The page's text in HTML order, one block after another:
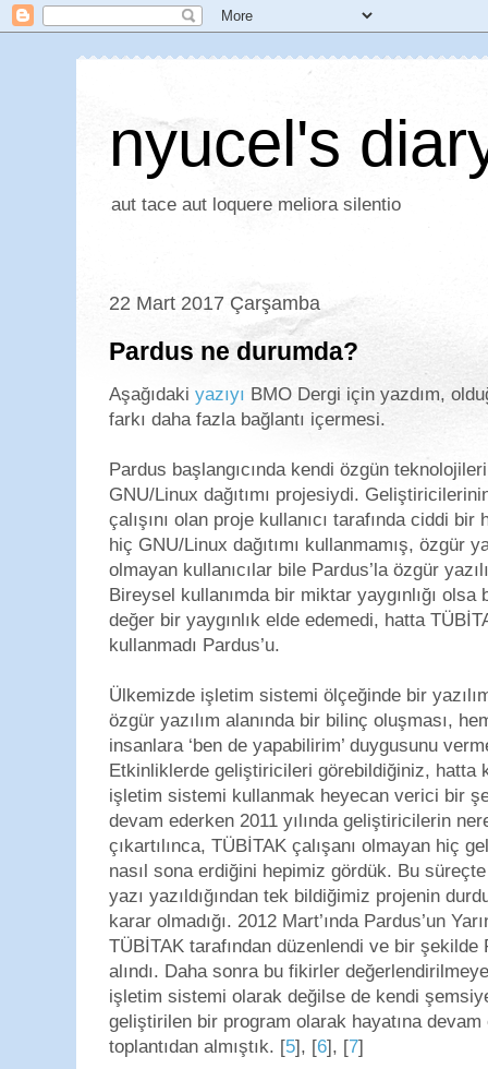
nyucel's
aut tace aut loquere meliora silentio
22 Mart 2017 Çarşamba
Pardus ne durumda?
Aşağıdaki yazıyı BMO Dergi için yazdım,
farkı daha fazla bağlantı içermesi.
Pardus başlangıcında kendi özgün
GNU/Linux dağıtımı projesiydi.
çalışını olan proje kullanıcı tarafında ciddi
hiç GNU/Linux dağıtımı kullanmamış, özgür
olmayan kullanıcılar bile Pardus’la özgür
Bireysel kullanımda bir miktar yaygınlığı
değer bir yaygınlık elde edemedi, hatta
kullanmadı Pardus’u.
Ülkemizde işletim sistemi ölçeğinde bir
özgür yazılım alanında bir bilinç oluşması,
insanlara ‘ben de yapabilirim’ duygusunu
Etkinliklerde geliştiricileri görebildiğiniz, hatta
işletim sistemi kullanmak heyecan verici bir
devam ederken 2011 yılında geliştiricilerin
çıkartılınca, TÜBİTAK çalışanı olmayan hiç
nasıl sona erdiğini hepimiz gördük. Bu
yazı yazıldığından tek bildiğimiz projenin
karar olmadığı. 2012 Mart’ında Pardus’un
TÜBİTAK tarafından düzenlendi ve bir şekilde
alındı. Daha sonra bu fikirler
işletim sistemi olarak değilse de kendi
geliştirilen bir program olarak hayatına devam
toplantıdan almıştık. [5], [6], [7]